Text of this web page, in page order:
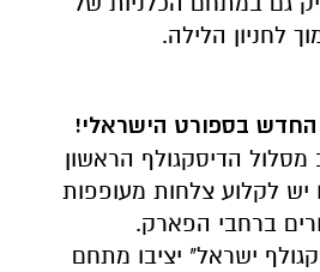
לחניון הלילה.
בספורט הישראלי!
הדיסקגולף הראשון
לקלוע צלחות מעופפות
ברחבי הפארק.
ישראל" יציבו מתחם